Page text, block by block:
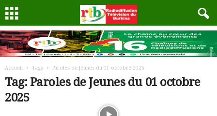
Accueil Tags Paroles de Jeunes du 01 octobre 2025
Tag: Paroles de Jeunes du 01 octobre
2025